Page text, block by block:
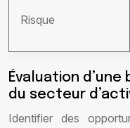
Risque
Évaluation
du secteur
Identifier des